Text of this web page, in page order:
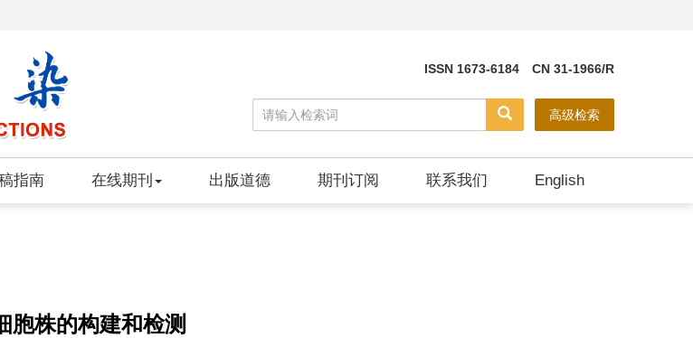
ISSN 1673-6184 CN 31-1966/R
高级检索
指南 在线期刊 出版道德 期刊订阅 联系我们 English
胞株的构建和检测